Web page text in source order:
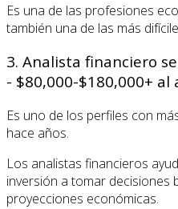
Es una de las profesiones
también una de las más
3. Analista financiero
- $80,000-$180,000+ al
Es uno de los perfiles con
hace años.
Los analistas financieros
inversión a tomar decisiones
proyecciones económicas.